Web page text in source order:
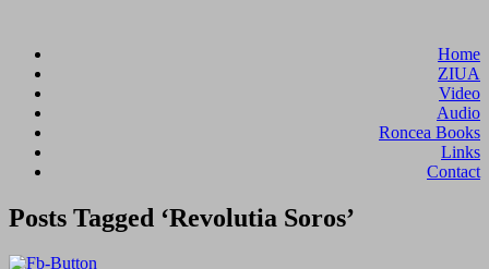
Home
ZIUA
Video
Audio
Roncea Books
Links
Contact
Posts Tagged ‘Revolutia Soros’